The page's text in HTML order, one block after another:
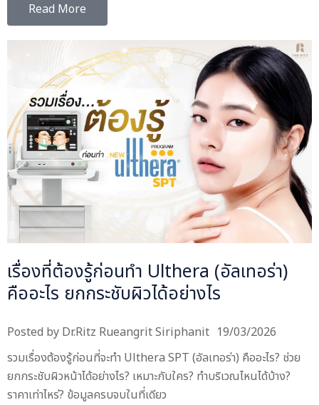
Read More
เรื่องที่ต้องรู้ก่อนทำ Ulthera (อัลเทอร่า)
คืออะไร ยกกระชับผิวได้อย่างไร
Posted by Dr.Ritz Rueangrit Siriphanit 19/03/2026
รวมเรื่องต้องรู้ก่อนที่จะทำ Ulthera SPT (อัลเทอร่า) คืออะไร? ช่วย
ยกกระชับผิวหน้าได้อย่างไร? เหมาะกับใคร? ทำบริเวณไหนได้บ้าง?
ราคาเท่าไหร่? ข้อมูลครบจบในที่เดียว